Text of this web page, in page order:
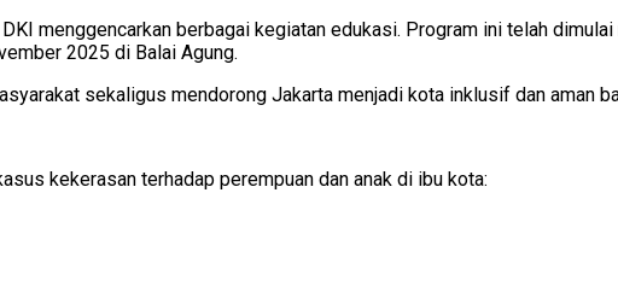
menggencarkan berbagai kegiatan edukasi. Program ini telah
2025 di Balai Agung.
sekaligus mendorong Jakarta menjadi kota inklusif dan aman
kekerasan terhadap perempuan dan anak di ibu kota: